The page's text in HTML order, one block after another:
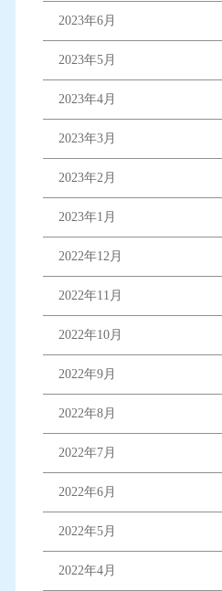
2023年6月
2023年5月
2023年4月
2023年3月
2023年2月
2023年1月
2022年12月
2022年11月
2022年10月
2022年9月
2022年8月
2022年7月
2022年6月
2022年5月
2022年4月